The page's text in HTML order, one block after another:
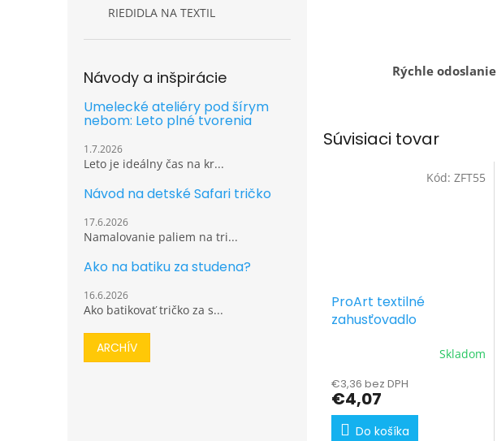
RIEDIDLA NA TEXTIL
Návody a inšpirácie
Umelecké ateliéry pod šírym
nebom: Leto plné tvorenia
1.7.2026
Leto je ideálny čas na kr...
Návod na detské Safari tričko
17.6.2026
Namalovanie paliem na tri...
Ako na batiku za studena?
16.6.2026
Ako batikovať tričko za s...
ARCHÍV
Rýchle odoslanie
Súvisiaci tovar
ProArt textilné
zahusťovadlo
Skladom
€3,36 bez DPH
€4,07
Do košíka
Kód: ZFT55